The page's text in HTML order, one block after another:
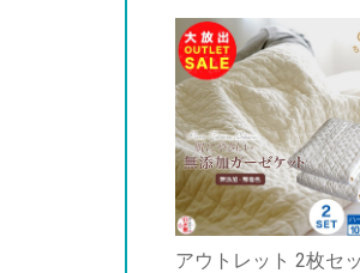
アウトレット 2枚セ